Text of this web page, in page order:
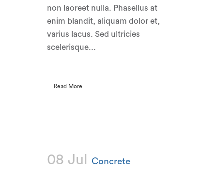
non laoreet nulla. Phasellus at
enim blandit, aliquam dolor et,
varius lacus. Sed ultricies
scelerisque...
Read More
08 Jul
Concrete